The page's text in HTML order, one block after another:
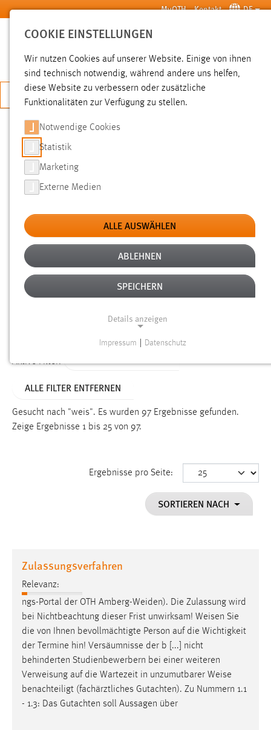
Zum Hauptinhalt springen MyOTH Kontakt DE
SUCHE
JETZT BEWERBEN
SUCHE
FILTER
Typ
Erstellungsdatum
Alter
Aktive Filter:
ALLE FILTER ENTFERNEN
Gesucht nach "weis". Es wurden 97 Ergebnisse gefunden.
Zeige Ergebnisse 1 bis 25 von 97.
Ergebnisse pro Seite:
SORTIEREN NACH
Zulassungsverfahren
Relevanz:
ngs-Portal der OTH Amberg-Weiden). Die Zulassung wird
bei Nichtbeachtung dieser Frist unwirksam! Weisen Sie
die von Ihnen bevollmächtigte Person auf die Wichtigkeit
der Termine hin! Versäumnisse der b [...] nicht
behinderten Studienbewerbern bei einer weiteren
Verweisung auf die Wartezeit in unzumutbarer Weise
benachteiligt (fachärztliches Gutachten). Zu Nummern 1.1
- 1.3: Das Gutachten soll Aussagen über
COOKIE EINSTELLUNGEN
Wir nutzen Cookies auf unserer Website. Einige von ihnen
sind technisch notwendig, während andere uns helfen,
diese Website zu verbessern oder zusätzliche
Funktionalitäten zur Verfügung zu stellen.
Notwendige Cookies
Statistik
Marketing
Externe Medien
ALLE AUSWÄHLEN
ABLEHNEN
SPEICHERN
Details anzeigen
Funktionen und sind für die einwandfreie Funktion der
Einverständnis
cookie_consent
Dieser Cookie speichert die ausgewählten Einverständnis-
Performance
Name:
Zweck:
Für performante Seitenauslieferung wird in diesem Cookie
gespeichert, ob man eingeloggt ist.
Sprachpräferenz
Impressum Datenschutz